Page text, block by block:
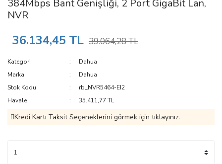
384Mbps Bant Genişliği, 2 Port GigaBit Lan,
NVR
36.134,45 TL 39.064,28 TL
Kategori
Dahua
Marka
Dahua
Stok Kodu
rb_NVR5464-EI2
Havale
35.411,77 TL
Kredi Kartı Taksit Seçeneklerini görmek için tıklayınız.